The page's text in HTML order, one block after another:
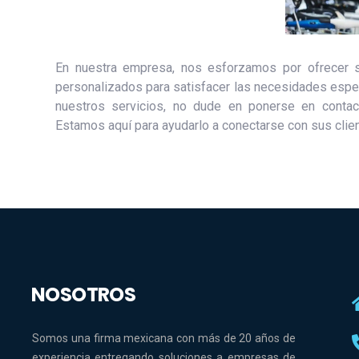
En nuestra empresa, nos esforzamos por
personalizados para satisfacer las necesidades
nuestros servicios, no dude en ponerse en
Estamos aquí para ayudarlo a conectarse con sus
NOSOTROS
Somos una firma mexicana con más de 20 años de